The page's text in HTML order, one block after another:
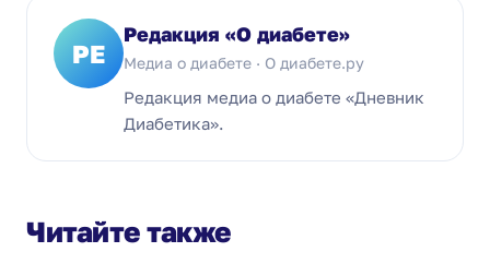
РЕ
Редакция «О диабете»
Медиа о диабете · О диабете.ру
Редакция медиа о диабете «Дневник
Диабетика».
Читайте также